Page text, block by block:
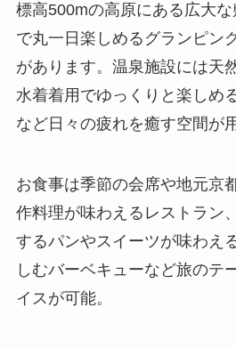
標高500mの高原にある広大
で丸一日楽しめるグランピン
があります。温泉施設には天
水着着用でゆっくりと楽しめ
など日々の疲れを癒す空間が
お食事は季節の会席や地元京
作料理が味わえるレストラン
するパンやスイーツが味わえ
しむバーベキューなど旅のテ
イスが可能。